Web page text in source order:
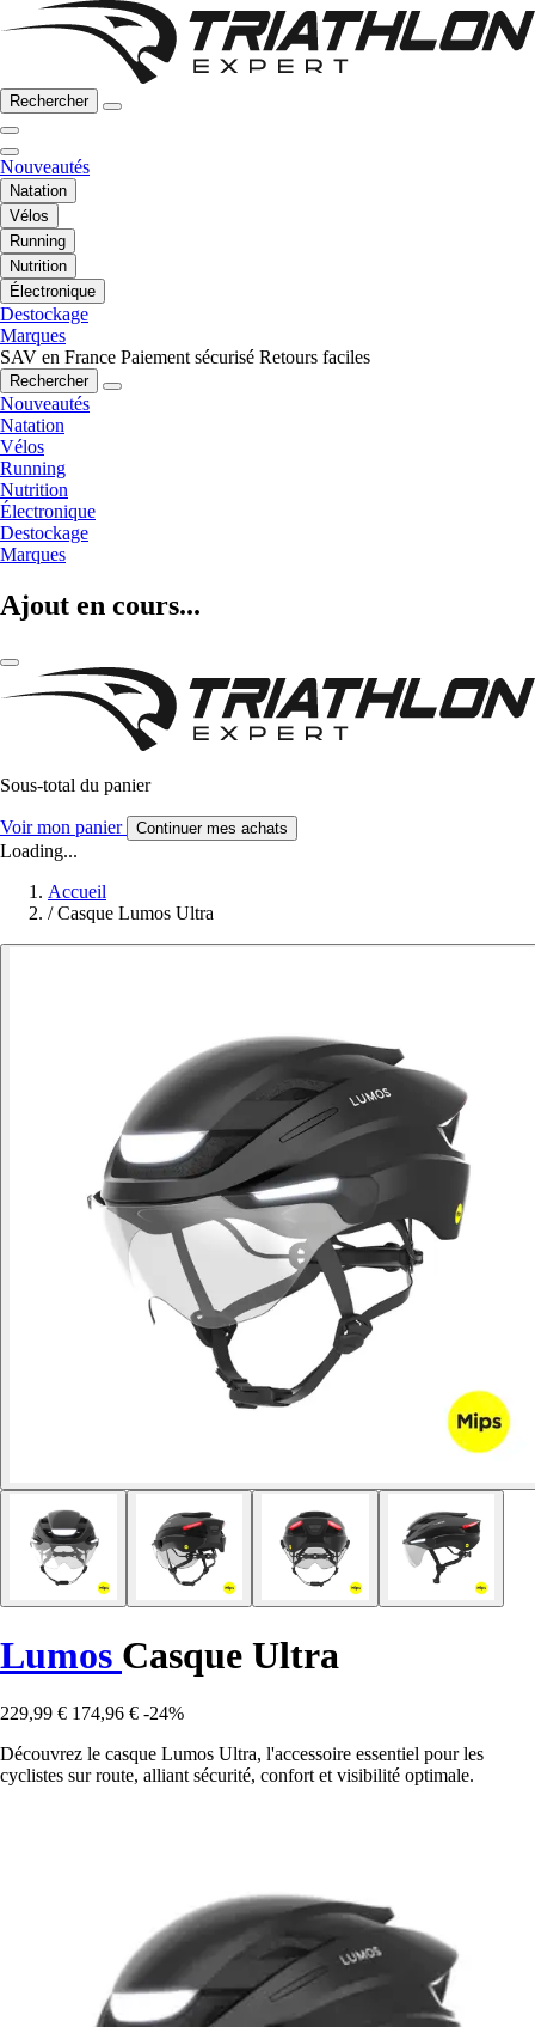
Rechercher
Nouveautés
Natation
Vélos
Running
Nutrition
Électronique
Destockage
Marques
SAV en France Paiement sécurisé Retours faciles
Rechercher
Nouveautés
Natation
Vélos
Running
Nutrition
Électronique
Destockage
Marques
Ajout en cours...
Sous-total du panier
Voir mon panier Continuer mes achats
Loading...
Accueil
/ Casque Lumos Ultra
Lumos Casque Ultra
229,99 € 174,96 € -24%
Découvrez le casque Lumos Ultra, l'accessoire essentiel pour les
cyclistes sur route, alliant sécurité, confort et visibilité optimale.